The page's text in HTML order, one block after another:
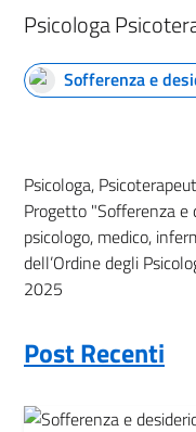
Psicologa
Sofferenza e
Psicologa,
Progetto "Sofferenza e
psicologo, medico,
dell’Ordine degli
2025
Post Recenti